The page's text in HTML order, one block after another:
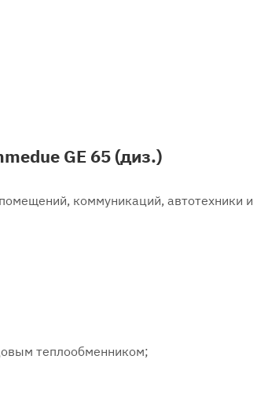
GE 65 (диз.)
коммуникаций, автотехники и
теплообменником;